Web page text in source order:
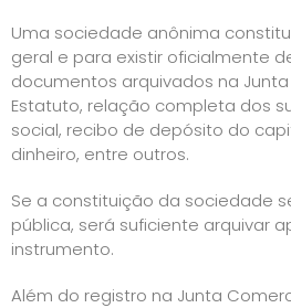
Uma sociedade anônima
geral e para existir oficialmente
documentos arquivados na
Estatuto, relação completa dos
social, recibo de depósito do
dinheiro, entre outros.
Se a constituição da sociedade
pública, será suficiente arquivar
instrumento.
Além do registro na Junta